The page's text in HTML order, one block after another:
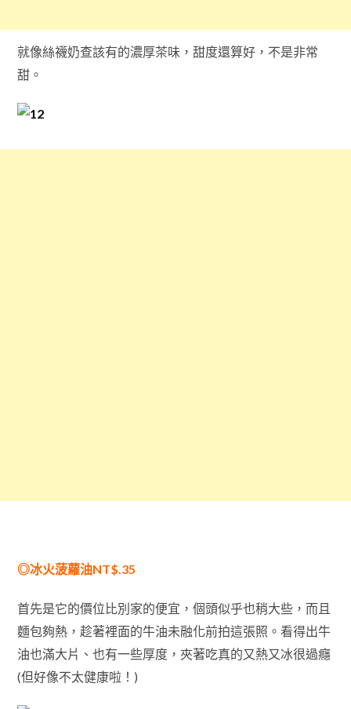
就像絲襪奶查該有的濃厚茶味，甜度還算好，不是非常
甜。
◎冰火菠蘿油NT$.35
首先是它的價位比別家的便宜，個頭似乎也稍大些，而且
麵包夠熱，趁著裡面的牛油未融化前拍這張照。看得出牛
油也滿大片、也有一些厚度，夾著吃真的又熱又冰很過癮
(但好像不太健康啦！)